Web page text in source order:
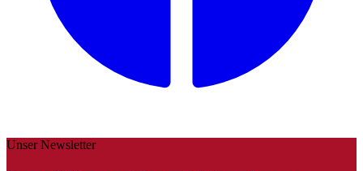
Unser Newsletter